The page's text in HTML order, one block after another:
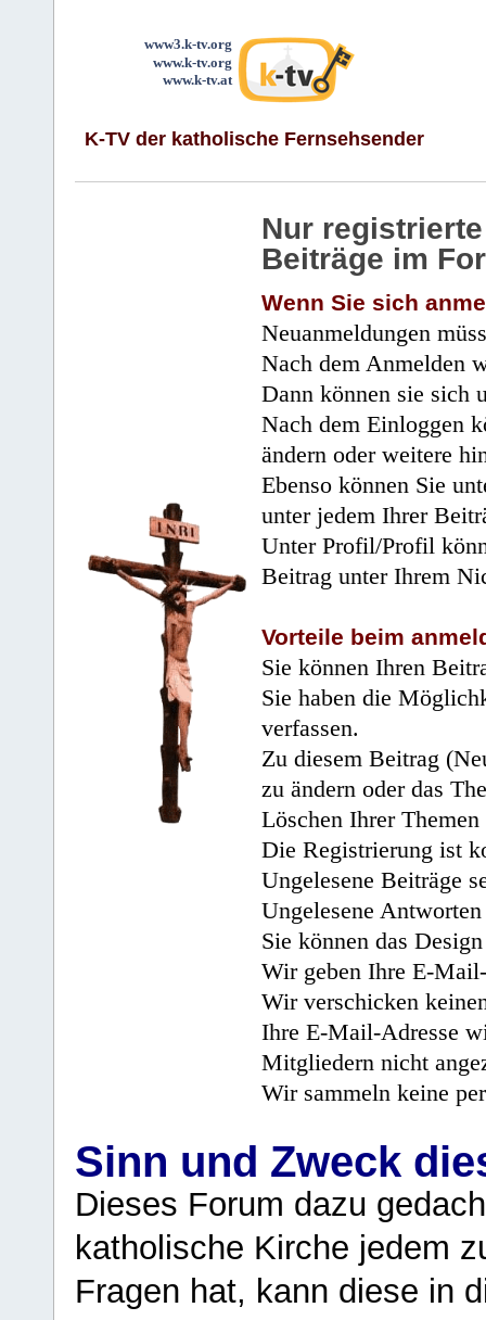
www3.k-tv.org
www.k-tv.org
www.k-tv.at
K-TV der katholische Fernsehsender
Nur
Beiträge im
Wenn Sie sich
Neuanmeldungen
Nach dem Anmelden
Dann können sie sich
Nach dem Einloggen
ändern oder weitere
Ebenso können Sie
unter jedem Ihrer
Unter Profil/Profil
Beitrag unter Ihrem
Vorteile beim
Sie können Ihren
Sie haben die
verfassen.
Zu diesem Beitrag
zu ändern oder das
Löschen Ihrer
Die Registrierung ist
Ungelesene Beiträge
Ungelesene
Sie können das
Wir geben Ihre E-
Wir verschicken
Ihre E-Mail-Adresse
Mitgliedern nicht
Wir sammeln keine
Sinn und Zweck
Dieses Forum dazu
katholische Kirche jedem
Fragen hat, kann diese in